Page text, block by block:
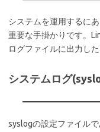
システムを運用するに
重要な手掛かりです。
ログファイルに出力し
システムログ
syslogの設定ファイル